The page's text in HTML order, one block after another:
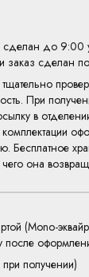
сделан до 9:00
сделан
При
в
Бесплатное
она
(Mono-
после
получении)